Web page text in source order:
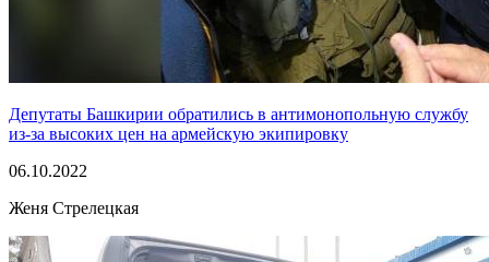
Депутаты Башкирии обратились в антимонопольную службу
из-за высоких цен на армейскую экипировку
06.10.2022
Женя Стрелецкая